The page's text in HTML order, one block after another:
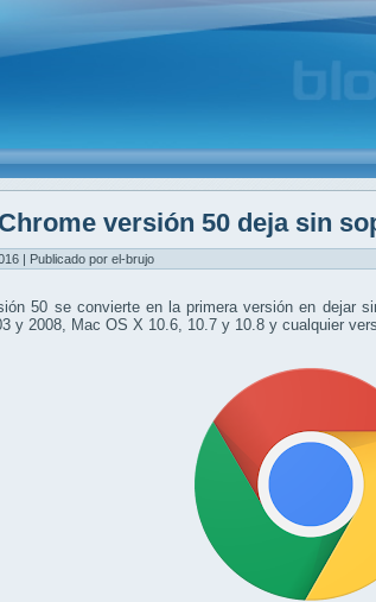
versión 50 deja sin
| Publicado por el-brujo
50 se convierte en la primera versión en dejar
y 2008, Mac OS X 10.6, 10.7 y 10.8 y cualquier